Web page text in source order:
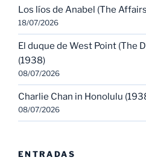
Los líos de Anabel (The
18/07/2026
El duque de West Point (The
(1938)
08/07/2026
Charlie Chan in Honolulu
08/07/2026
ENTRADAS